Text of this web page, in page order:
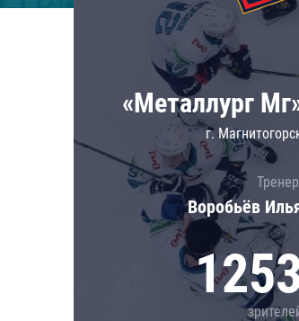
Локомотив
ЦСКА
«Металлург
г.
Воробьёв